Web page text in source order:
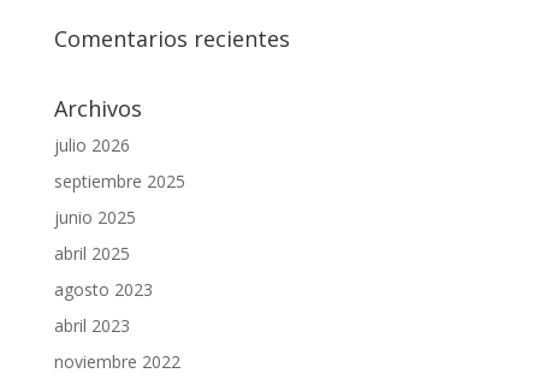
Comentarios recientes
Archivos
julio 2026
septiembre 2025
junio 2025
abril 2025
agosto 2023
abril 2023
noviembre 2022